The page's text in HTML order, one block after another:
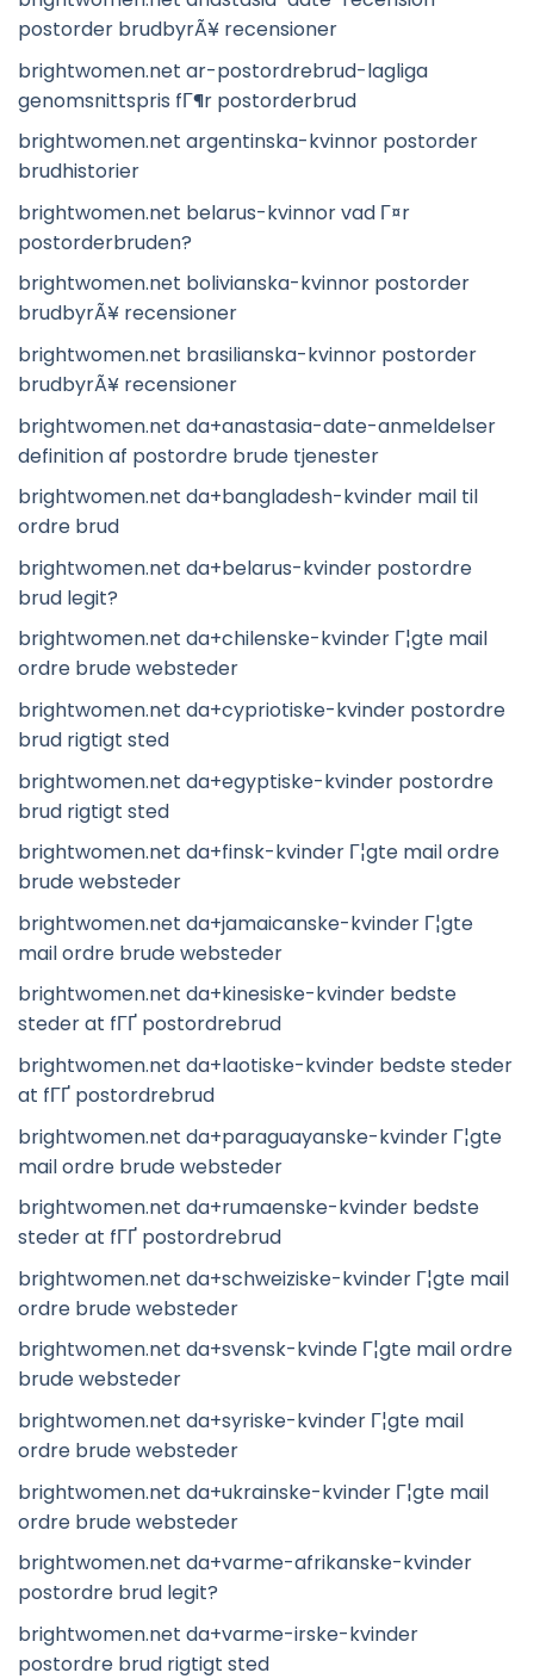
postorder brudbyrÃ¥ recensioner
brightwomen.net ar-postordrebrud-lagliga
genomsnittspris fГ¶r postorderbrud
brightwomen.net argentinska-kvinnor postorder
brudhistorier
brightwomen.net belarus-kvinnor vad Г¤r
postorderbruden?
brightwomen.net bolivianska-kvinnor postorder
brudbyrÃ¥ recensioner
brightwomen.net brasilianska-kvinnor postorder
brudbyrÃ¥ recensioner
brightwomen.net da+anastasia-date-anmeldelser
definition af postordre brude tjenester
brightwomen.net da+bangladesh-kvinder mail til
ordre brud
brightwomen.net da+belarus-kvinder postordre
brud legit?
brightwomen.net da+chilenske-kvinder Г¦gte mail
ordre brude websteder
brightwomen.net da+cypriotiske-kvinder postordre
brud rigtigt sted
brightwomen.net da+egyptiske-kvinder postordre
brud rigtigt sted
brightwomen.net da+finsk-kvinder Г¦gte mail ordre
brude websteder
brightwomen.net da+jamaicanske-kvinder Г¦gte
mail ordre brude websteder
brightwomen.net da+kinesiske-kvinder bedste
steder at fГҐ postordrebrud
brightwomen.net da+laotiske-kvinder bedste steder
at fГҐ postordrebrud
brightwomen.net da+paraguayanske-kvinder Г¦gte
mail ordre brude websteder
brightwomen.net da+rumaenske-kvinder bedste
steder at fГҐ postordrebrud
brightwomen.net da+schweiziske-kvinder Г¦gte mail
ordre brude websteder
brightwomen.net da+svensk-kvinde Г¦gte mail ordre
brude websteder
brightwomen.net da+syriske-kvinder Г¦gte mail
ordre brude websteder
brightwomen.net da+ukrainske-kvinder Г¦gte mail
ordre brude websteder
brightwomen.net da+varme-afrikanske-kvinder
postordre brud legit?
brightwomen.net da+varme-irske-kvinder
postordre brud rigtigt sted